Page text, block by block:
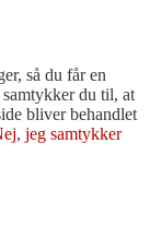
så du får en
du til, at
bliver behandlet
jeg samtykker